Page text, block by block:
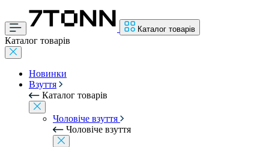
Каталог товарів
Каталог товарів
Новинки
Взуття
Каталог товарів
Чоловіче взуття
Чоловіче взуття